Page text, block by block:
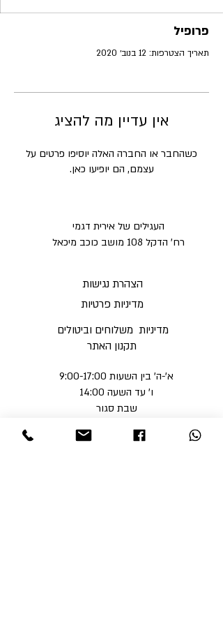
פרופיל
תאריך הצטרפות: 12 בנוב׳ 2020
אין עדיין מה להציג
כשהחבר או החברה האלה יוסיפו פרטים על
עצמם, הם יופיעו כאן.
העגילים של אירית דגמי
רח' הדקל 108 מושב כוכב מיכאל
הצהרת נגישות
מדיניות פרטיות
מדיניות משלוחים וביטולים ​
תקנון האתר
א'-ה' בין השעות 9:00-17:00
ו' עד השעה 14:00
שבת סגור
ניתן לסלוק באתר באמצעות